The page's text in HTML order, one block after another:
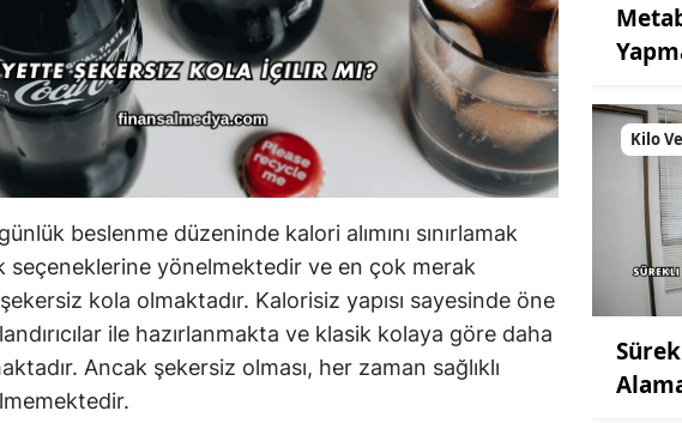
beslenme düzeninde kalori alımını sınırlamak
seçeneklerine yönelmektedir ve en çok merak
kola olmaktadır. Kalorisiz yapısı sayesinde öne
ile hazırlanmakta ve klasik kolaya göre daha
Ancak şekersiz olması, her zaman sağlıklı
Kilo